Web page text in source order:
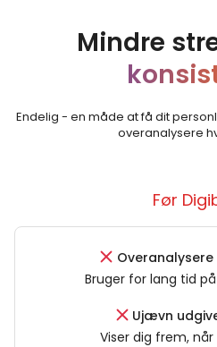
Mindre
Endelig - en måde at få dit
overanalysere
Før
Bruger for lang tid
Ujævn
Viser dig frem,